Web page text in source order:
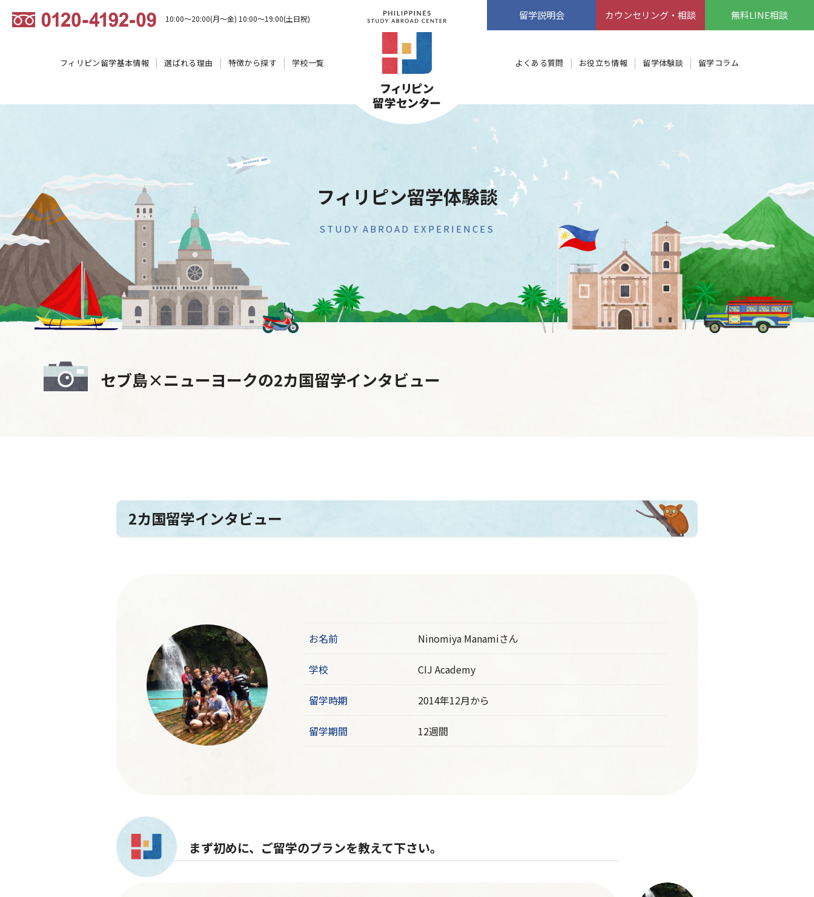
10:00～20:00(月～金) 10:00～19:00(土日祝) 留学説明会 カウンセリング・相談 無料LINE相談
フィリピン留学基本情報 選ばれる理由 特徴から探す 学校一覧 よくある質問 お役立ち情報 留学体験談 留学コラム
フィリピン留学体験談
STUDY ABROAD EXPERIENCES
セブ島×ニューヨークの2カ国留学インタビュー
2カ国留学インタビュー
お名前 Ninomiya Manamiさん
学校 CIJ Academy
留学時期 2014年12月から
留学期間 12週間
まず初めに、ご留学のプランを教えて下さい。